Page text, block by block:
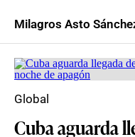
Milagros Asto
Cuba aguarda
Global